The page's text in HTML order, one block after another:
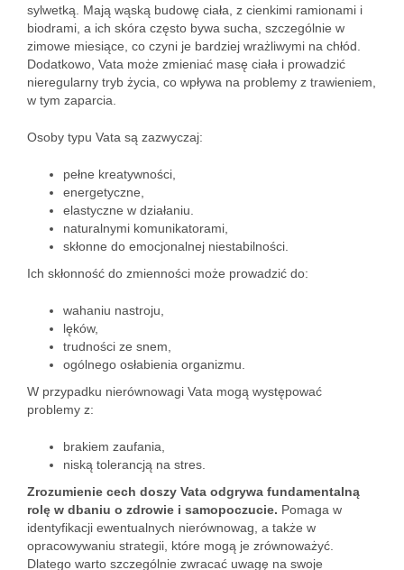
sylwetką. Mają wąską budowę ciała, z cienkimi ramionami i
biodrami, a ich skóra często bywa sucha, szczególnie w
zimowe miesiące, co czyni je bardziej wrażliwymi na chłód.
Dodatkowo, Vata może zmieniać masę ciała i prowadzić
nieregularny tryb życia, co wpływa na problemy z trawieniem,
w tym zaparcia.
Osoby typu Vata są zazwyczaj:
pełne kreatywności,
energetyczne,
elastyczne w działaniu.
naturalnymi komunikatorami,
skłonne do emocjonalnej niestabilności.
Ich skłonność do zmienności może prowadzić do:
wahaniu nastroju,
lęków,
trudności ze snem,
ogólnego osłabienia organizmu.
W przypadku nierównowagi Vata mogą występować
problemy z:
brakiem zaufania,
niską tolerancją na stres.
Zrozumienie cech doszy Vata odgrywa fundamentalną
rolę w dbaniu o zdrowie i samopoczucie. Pomaga w
identyfikacji ewentualnych nierównowag, a także w
opracowywaniu strategii, które mogą je zrównoważyć.
Dlatego warto szczególnie zwracać uwagę na swoje